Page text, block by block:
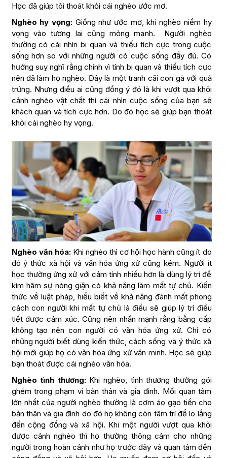
Học đã giúp tôi thoát khỏi cái nghèo ước mơ.
Nghèo hy vọng:Giống như ước mơ, khi nghèo niềm hy
vọng vào tương lai cũng mỏng manh. Người nghèo
thường có cái nhìn bi quan và thiếu tích cực trong cuộc
sống hơn so với những người có cuộc sống đầy đủ. Có
hướng suy nghĩ rằng chính vì tính bi quan và thiếu tích cực
nên đã làm họ nghèo. Đây là một tranh cãi con gà với quả
trứng. Nhưng điều ai cũng đồng ý đó là khi vượt qua khỏi
cảnh nghèo vật chất thì cái nhìn cuộc sống của bạn sẽ
khách quan và tích cực hơn. Do đó học sẽ giúp bạn thoát
khỏi cái nghèo hy vọng.
Nghèo văn hóa:Khi nghèo thì cơ hội học hành cũng ít do
đó ý thức xã hội và văn hóa ứng xử cũng kém. Người ít
học thường ứng xử với cảm tính nhiều hơn là dùng lý trí để
kìm hãm sự nóng giận có khả năng làm mất tự chủ. Kiến
thức về luật pháp, hiểu biết về khả năng đánh mất phong
cách con người khi mất tự chủ là điều sẽ giúp lý trí điều
tiết được cảm xúc. Cũng nên nhấn mạnh rằng bằng cấp
không tạo nên con người có văn hóa ứng xử. Chỉ có
những người biết dùng kiến thức, cách sống và ý thức xã
hội mới giúp họ có văn hóa ứng xử văn minh. Học sẽ giúp
bạn thoát được cái nghèo văn hóa.
Nghèo tình thương:Khi nghèo, tình thương thường gói
ghém trong phạm vi bản thân và gia đình. Mối quan tâm
lớn nhất của người nghèo thường là cơm áo gạo tiền cho
bản thân và gia đình do đó họ không còn tâm trí để lo lắng
đến cộng đồng và xã hội. Khi một người vượt qua khỏi
được cảnh nghèo thì họ thường thông cảm cho những
người trong hoàn cảnh như họ trước đây và quan tâm đến